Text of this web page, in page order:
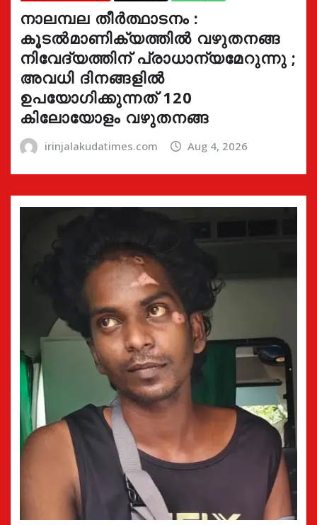
നാലമ്പല തീർത്ഥാടനം :
കൂടൽമാണിക്യത്തിൽ വഴുതനങ്ങ
നിവേദ്യത്തിന് പ്രാധാന്യമേറുന്നു ;
അവധി ദിനങ്ങളിൽ
ഉപയോഗിക്കുന്നത് 120
കിലോയോളം വഴുതനങ്ങ
irinjalakudatimes.com Aug 4, 2026